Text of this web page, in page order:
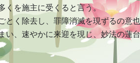
を施主に受くると言う。
く除去し、罪障消滅を現ずるの意也
、速やかに来迎を現じ、妙法の蓮